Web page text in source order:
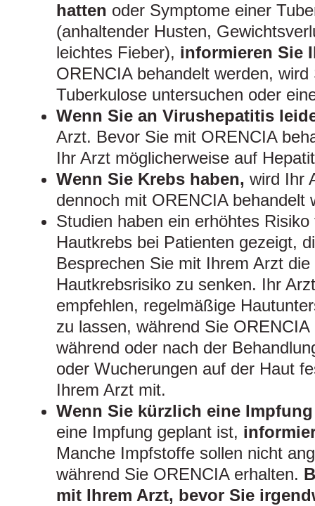
hatten oder Symptome einer
(anhaltender Husten,
leichtes Fieber), informieren Sie
ORENCIA behandelt werden,
Tuberkulose untersuchen oder
Wenn Sie an Virushepatitis
Arzt. Bevor Sie mit ORENCIA
Ihr Arzt möglicherweise auf
Wenn Sie Krebs haben, wird Ihr
dennoch mit ORENCIA behandelt
Studien haben ein erhöhtes
Hautkrebs bei Patienten gezeigt,
Besprechen Sie mit Ihrem Arzt
Hautkrebsrisiko zu senken. Ihr
empfehlen, regelmäßige
zu lassen, während Sie
während oder nach der
oder Wucherungen auf der Haut
Ihrem Arzt mit.
Wenn Sie kürzlich eine
eine Impfung geplant ist,
Manche Impfstoffe sollen nicht
während Sie ORENCIA erhalten.
mit Ihrem Arzt, bevor Sie